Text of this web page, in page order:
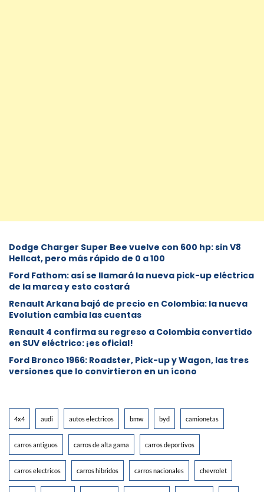
Dodge Charger Super Bee vuelve con 600 hp: sin V8
Hellcat, pero más rápido de 0 a 100
Ford Fathom: así se llamará la nueva pick-up eléctrica
de la marca y esto costará
Renault Arkana bajó de precio en Colombia: la nueva
Evolution cambia las cuentas
Renault 4 confirma su regreso a Colombia convertido
en SUV eléctrico: ¡es oficial!
Ford Bronco 1966: Roadster, Pick-up y Wagon, las tres
versiones que lo convirtieron en un ícono
4x4 audi autos electricos bmw byd camionetas
carros antiguos carros de alta gama carros deportivos
carros electricos carros hibridos carros nacionales chevrolet